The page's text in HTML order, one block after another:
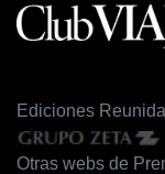
Gimnàs
Ediciones
Otras webs de